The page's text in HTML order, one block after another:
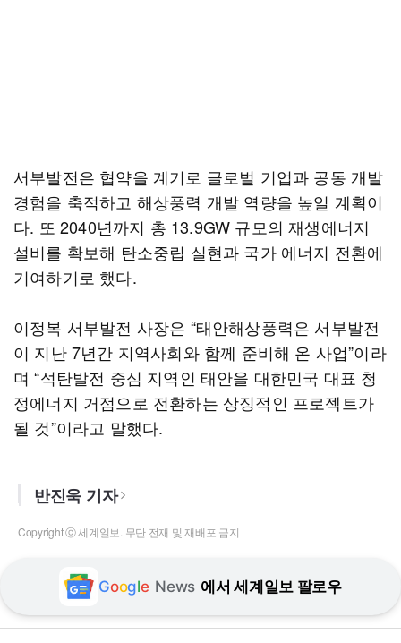
서부발전은 협약을 계기로 글로벌 기업과 공동 개발
경험을 축적하고 해상풍력 개발 역량을 높일 계획이
다. 또 2040년까지 총 13.9GW 규모의 재생에너지
설비를 확보해 탄소중립 실현과 국가 에너지 전환에
기여하기로 했다.
이정복 서부발전 사장은 “태안해상풍력은 서부발전
이 지난 7년간 지역사회와 함께 준비해 온 사업”이라
며 “석탄발전 중심 지역인 태안을 대한민국 대표 청
정에너지 거점으로 전환하는 상징적인 프로젝트가
될 것”이라고 말했다.
반진욱 기자
Copyright ⓒ 세계일보. 무단 전재 및 재배포 금지
Google News 에서 세계일보 팔로우